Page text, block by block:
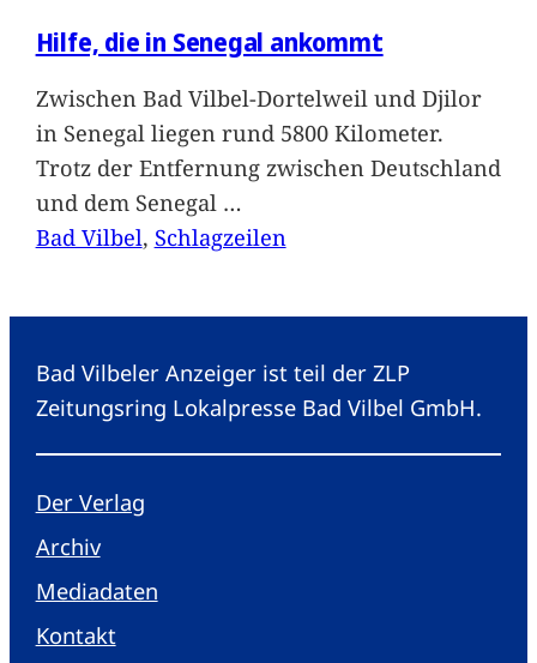
Hilfe, die in Senegal ankommt
Zwischen Bad Vilbel-Dortelweil und Djilor
in Senegal liegen rund 5800 Kilometer.
Trotz der Entfernung zwischen Deutschland
und dem Senegal …
Bad Vilbel, Schlagzeilen
Bad Vilbeler Anzeiger ist teil der ZLP
Zeitungsring Lokalpresse Bad Vilbel GmbH.
Der Verlag
Archiv
Mediadaten
Kontakt